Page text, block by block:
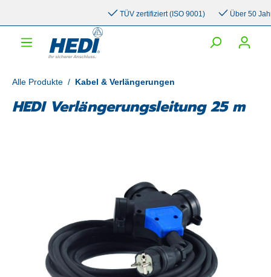
TÜV zertifiziert (ISO 9001) Über 50 Jahre
Alle Produkte / Kabel & Verlängerungen
HEDI Verlängerungsleitung 25 m